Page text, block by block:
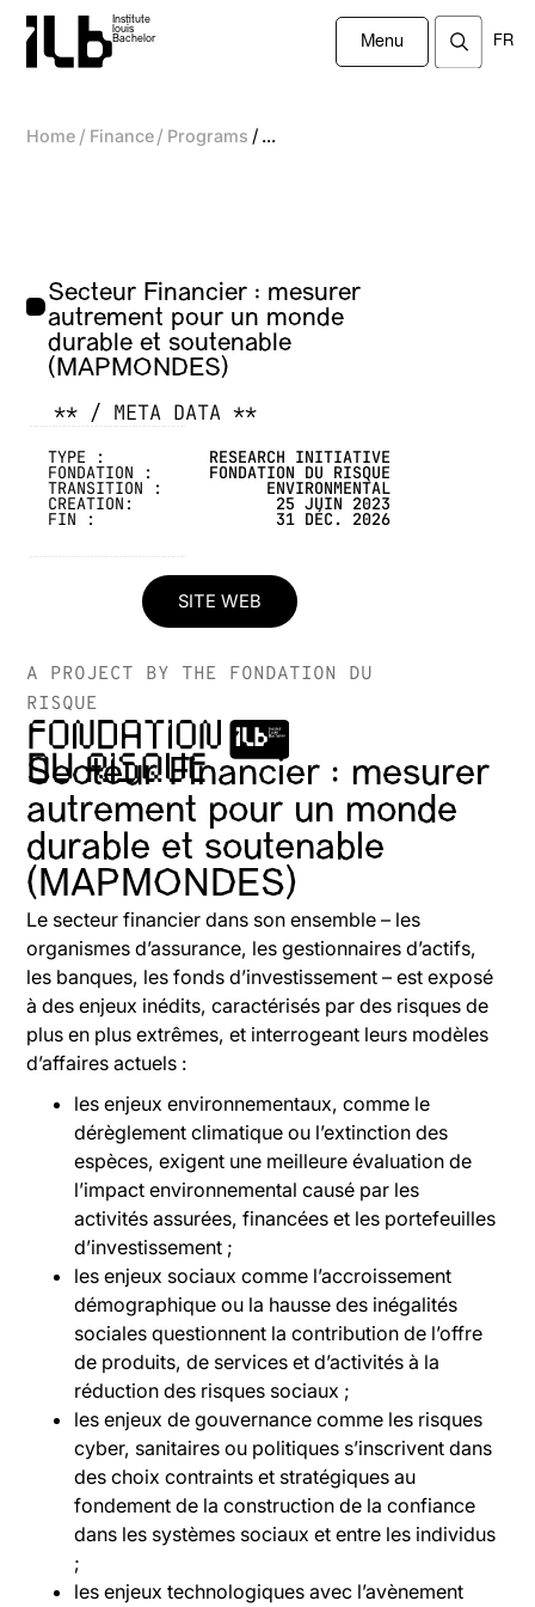
Institute
louis
Bachelor
Menu FR
Home / Finance/ Programs / ...
Secteur Financier : mesurer
autrement pour un monde
durable et soutenable
(MAPMONDES)
** / META DATA **
-------------------------------------------------
TYPE : RESEARCH INITIATIVE
FONDATION : FONDATION DU RISQUE
TRANSITION : ENVIRONMENTAL
CREATION: 25 JUIN 2023
FIN : 31 DÉC. 2026
-------------------------------------------------
SITE WEB
A PROJECT BY THE FONDATION DU
RISQUE
Secteur Financier : mesurer
autrement pour un monde
durable et soutenable
(MAPMONDES)
Le secteur financier dans son ensemble – les
organismes d’assurance, les gestionnaires d’actifs,
les banques, les fonds d’investissement – est exposé
à des enjeux inédits, caractérisés par des risques de
plus en plus extrêmes, et interrogeant leurs modèles
d’affaires actuels :
les enjeux environnementaux, comme le
dérèglement climatique ou l’extinction des
espèces, exigent une meilleure évaluation de
l’impact environnemental causé par les
activités assurées, financées et les portefeuilles
d’investissement ;
les enjeux sociaux comme l’accroissement
démographique ou la hausse des inégalités
sociales questionnent la contribution de l’offre
de produits, de services et d’activités à la
réduction des risques sociaux ;
les enjeux de gouvernance comme les risques
cyber, sanitaires ou politiques s’inscrivent dans
des choix contraints et stratégiques au
fondement de la construction de la confiance
dans les systèmes sociaux et entre les individus
;
les enjeux technologiques avec l’avènement